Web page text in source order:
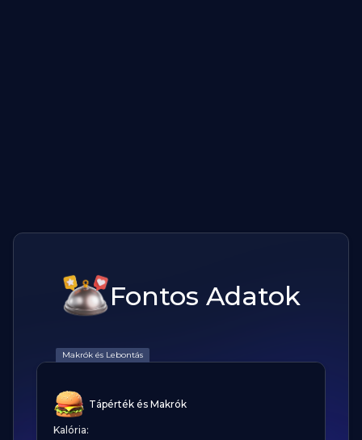
Fontos Adatok
Makrók és Lebontás
Tápérték és Makrók
Kalória: